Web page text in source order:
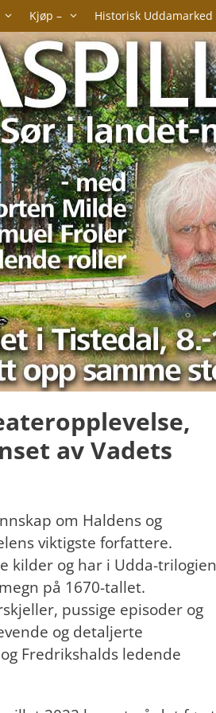
Kjøp – Historisk Uddamarked
av Vadets
om Haldens og
viktigste forfattere.
kilder og har i Udda-trilogien
på 1670-tallet.
pussige episoder og
og detaljerte
Fredrikshalds ledende